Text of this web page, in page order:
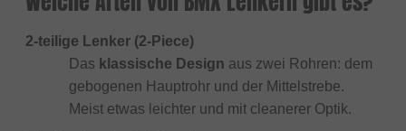
2-teilige Lenker (2-Piece)
Das klassische Design aus zwei Rohren: dem
gebogenen Hauptrohr und der Mittelstrebe.
Meist etwas leichter und mit cleanerer Optik.